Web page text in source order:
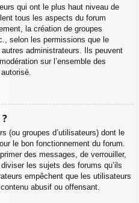
qui ont le plus haut niveau de
tous les aspects du forum
la création de groupes
selon les permissions que le
administrateurs. Ils peuvent
sur l’ensemble des
(ou groupes d’utilisateurs) dont le
le bon fonctionnement du forum.
des messages, de verrouiller,
les sujets des forums qu’ils
empêchent que les utilisateurs
abusif ou offensant.